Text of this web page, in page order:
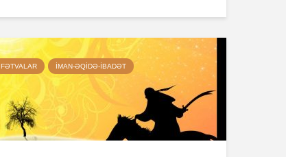
FƏTVALAR İMAN-ƏQIDƏ-IBADƏT